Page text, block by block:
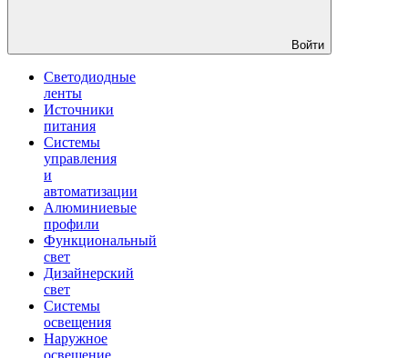
Войти
Светодиодные
ленты
Источники
питания
Системы
управления
и
автоматизации
Алюминиевые
профили
Функциональный
свет
Дизайнерский
свет
Системы
освещения
Наружное
освещение